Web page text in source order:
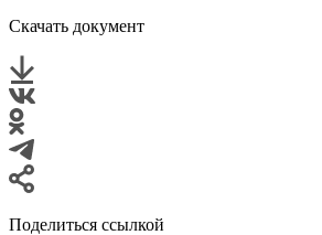
Скачать документ
Поделиться ссылкой